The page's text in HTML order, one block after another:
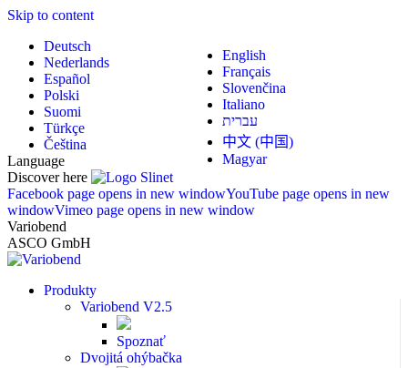
Skip to content
Deutsch
English
Nederlands
Français
Español
Slovenčina
Polski
Italiano
Suomi
עברית
Türkçe
中文 (中国)
Čeština
Magyar
Language
Discover here
Facebook page opens in new windowYouTube page opens in new
windowVimeo page opens in new window
Variobend
ASCO GmbH
Produkty
Variobend V2.5
Spoznať
Dvojitá ohýbačka